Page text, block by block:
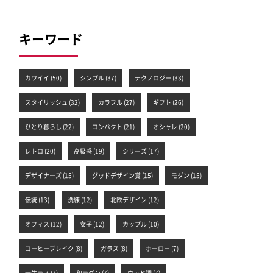
キーワード
カワイイ (50) シンプル (37) テクノロジー (33)
スタイリッシュ (32) カラフル (27) ギフト (26)
ひとり暮らし (22) コンパクト (21) オシャレ (20)
レトロ (20) 高級感 (19) シリーズ (17)
デザイナーズ (15) グッドデザイン賞 (15) モダン (15)
伝統 (13) 洗練 (12) 北欧デザイン (12)
オフィス (12) 女子 (12) カップル (10)
コーヒーブレイク (8) ガラス (8) ホーロー (7)